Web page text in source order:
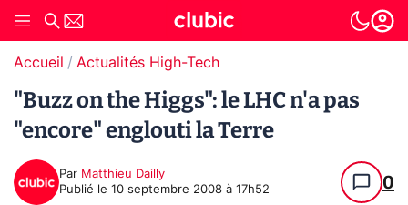
Accueil Actualités High-Tech
"Buzz on the Higgs": le LHC n'a pas
"encore" englouti la Terre
Par Matthieu Dailly
Publié le 10 septembre 2008 à 17h52 0